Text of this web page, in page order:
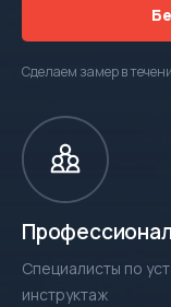
Сделаем замер в
Специалисты по
инструктаж